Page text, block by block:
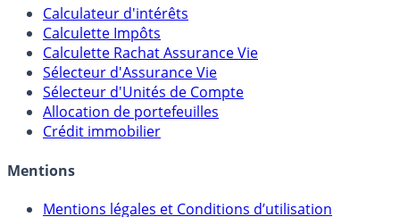
Outils
Calculateur d'intérêts
Calculette Impôts
Calculette Rachat Assurance Vie
Sélecteur d'Assurance Vie
Sélecteur d'Unités de Compte
Crédit immobilier
Mentions